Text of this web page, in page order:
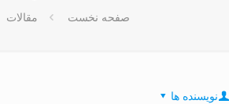
صفحه نخست مقالات
نویسنده ها